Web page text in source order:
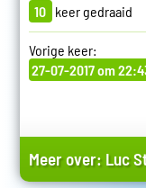
10 keer gedraaid
Vorige keer:
27-07-2017 om
Meer over: Luc